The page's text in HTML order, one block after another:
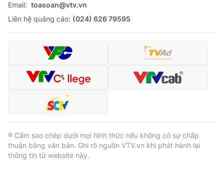
® Cấm sao chép dưới mọi hình thức nếu không có sự chấp
thuận bằng văn bản. Ghi rõ nguồn VTV.vn khi phát hành lại
Email: toasoan@vtv.vn
Liên hệ quảng cáo: (024) 626 79595
® Cấm sao chép dưới mọi hình thức nếu không có sự chấp
thuận bằng văn bản. Ghi rõ nguồn VTV.vn khi phát hành lại
thông tin từ website này.